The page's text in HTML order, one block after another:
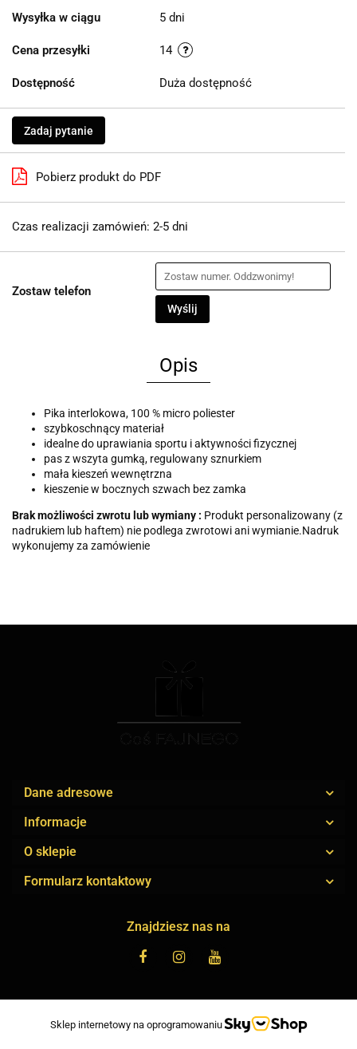
Wysyłka w ciągu 5 dni
Cena przesyłki 14
Dostępność Duża dostępność
Zadaj pytanie
Pobierz produkt do PDF
Czas realizacji zamówień: 2-5 dni
Zostaw telefon
Wyślij
Opis
Pika interlokowa, 100 % micro poliester
szybkoschnący materiał
idealne do uprawiania sportu i aktywności fizycznej
pas z wszyta gumką, regulowany sznurkiem
mała kieszeń wewnętrzna
kieszenie w bocznych szwach bez zamka
Brak możliwości zwrotu lub wymiany : Produkt personalizowany (z
nadrukiem lub haftem) nie podlega zwrotowi ani wymianie.Nadruk
wykonujemy za zamówienie
Dane adresowe
Informacje
O sklepie
Formularz kontaktowy
Znajdziesz nas na
Sklep internetowy na oprogramowaniu